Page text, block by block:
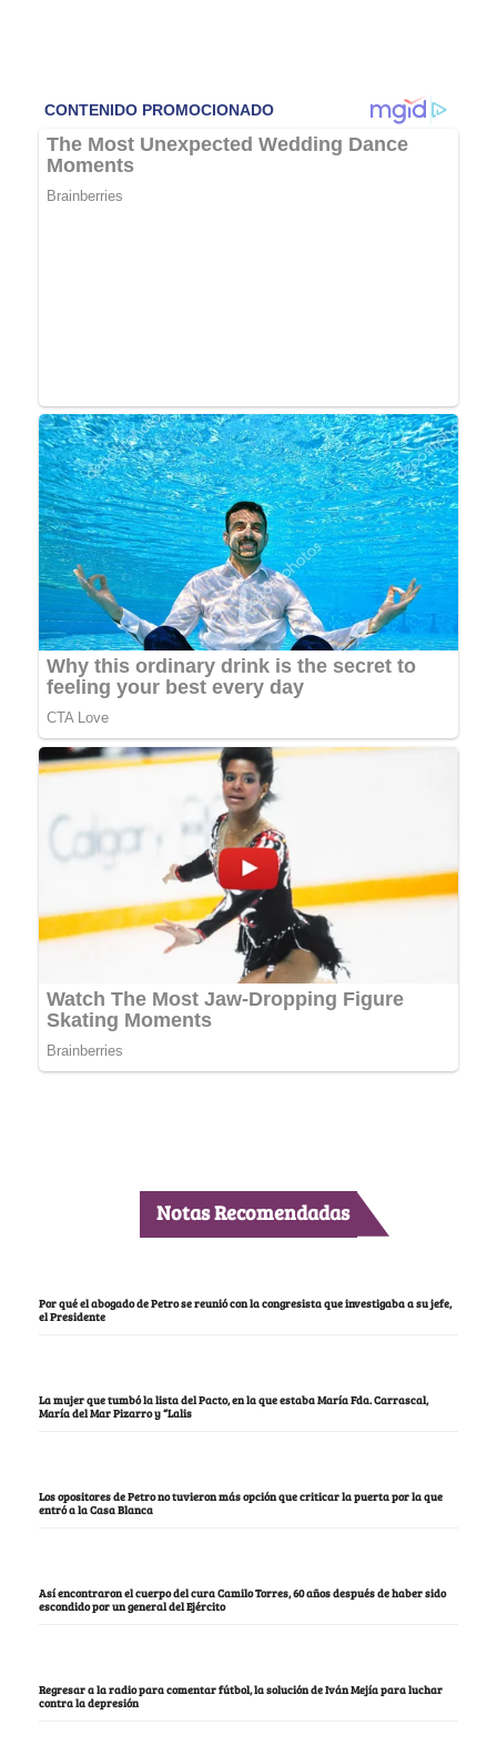
Notas Recomendadas
Por qué el abogado de Petro se reunió con la congresista que investigaba a su jefe,
el Presidente
La mujer que tumbó la lista del Pacto, en la que estaba María Fda. Carrascal,
María del Mar Pizarro y “Lalis
Los opositores de Petro no tuvieron más opción que criticar la puerta por la que
entró a la Casa Blanca
Así encontraron el cuerpo del cura Camilo Torres, 60 años después de haber sido
escondido por un general del Ejército
Regresar a la radio para comentar fútbol, la solución de Iván Mejía para luchar
contra la depresión